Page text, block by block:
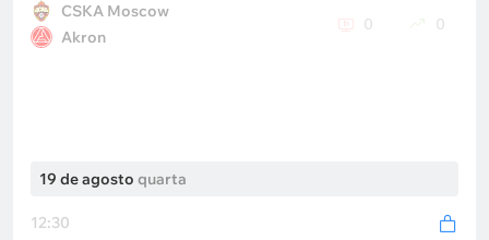
CSKA Moscow
Akron
0 0
19 de agosto quarta
12:30